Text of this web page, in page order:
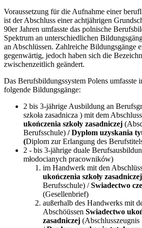
Voraussetzung für die Aufnahme einer
ist der Abschluss einer achtjährigen
90er Jahren umfasste das polnische
Spektrum an unterschiedlichen
an Abschlüssen. Zahlreiche Bildungsgänge
gegenwärtig, jedoch haben sich die
zwischenzeitlich geändert.
Das Berufsbildungssystem Polens umfasste
folgende Bildungsgänge:
2 bis 3-jährige Ausbildung an
szkoła zasadnicza ) mit dem Abschluss
ukończenia szkoły zasadniczej
Berufsschule) / Dyplom uzyskania
(Diplom zur Erlangung des
2 - bis 3-jährige duale
młodocianych pracowników)
im Handwerk mit den
ukończenia szkoły zasadniczej
Berufsschule) /Swiadectwo
(Gesellenbrief)
außerhalb des Handwerks mit
Abschöüssen Swiadectwo
zasadniczej (Abschlusszeugnis